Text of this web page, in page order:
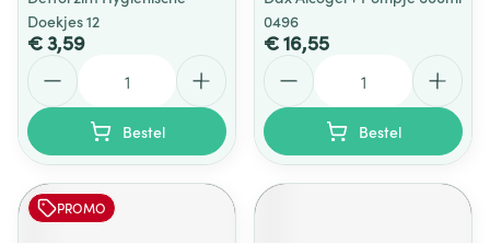
Doekjes 12
€ 3,59
Bestel
0496
€ 16,55
Bestel
PROMO